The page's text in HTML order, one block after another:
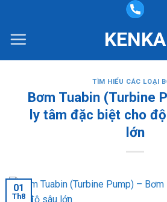
content
KENKA
TÌM HIỂU CÁC LOẠI
Bơm Tuabin (Turbine
ly tâm đặc biệt cho
lớn
01
Th8